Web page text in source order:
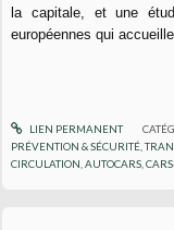
la capitale, et une
européennes qui
LIEN PERMANENT
PRÉVENTION & SÉCURITÉ ,
CIRCULATION ,AUTOCARS ,